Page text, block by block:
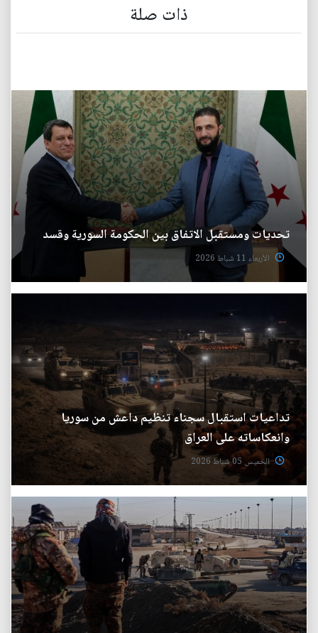
ذات صلة
تحديات ومستقبل الاتفاق بين الحكومة السورية وقسد
الأربعاء 11 شباط 2026
تداعيات استقبال سجناء تنظيم داعش من سوريا
وانعكاساته على العراق
الخميس 05 شباط 2026